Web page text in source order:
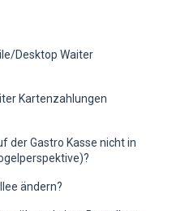
Desktop Waiter
Kartenzahlungen
der Gastro Kasse nicht in
ändern?